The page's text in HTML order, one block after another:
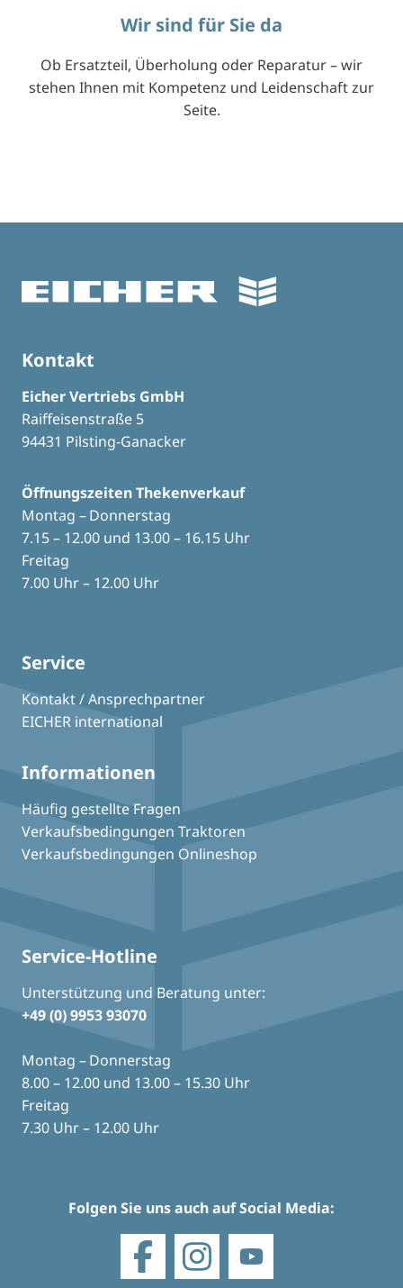
Wir sind für Sie da
Ob Ersatzteil, Überholung oder Reparatur – wir
stehen Ihnen mit Kompetenz und Leidenschaft zur
Seite.
Kontakt
Eicher Vertriebs GmbH
Raiffeisenstraße 5
94431 Pilsting-Ganacker
Öffnungszeiten Thekenverkauf
Montag – Donnerstag
7.15 – 12.00 und 13.00 – 16.15 Uhr
Freitag
7.00 Uhr – 12.00 Uhr
Service
Kontakt / Ansprechpartner
EICHER international
Informationen
Häufig gestellte Fragen
Verkaufsbedingungen Traktoren
Verkaufsbedingungen Onlineshop
Service-Hotline
Unterstützung und Beratung unter:
+49 (0) 9953 93070
Montag – Donnerstag
8.00 – 12.00 und 13.00 – 15.30 Uhr
Freitag
7.30 Uhr – 12.00 Uhr
Folgen Sie uns auch auf Social Media: